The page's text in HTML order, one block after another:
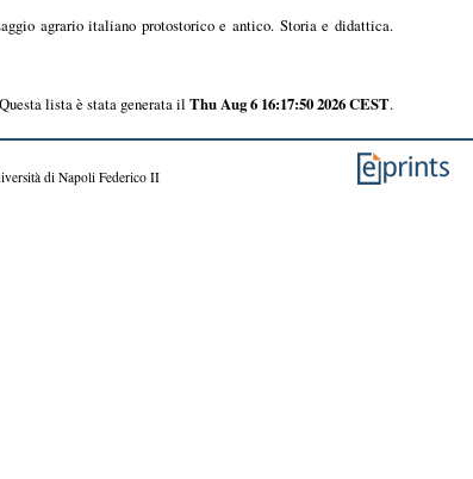
agrario italiano protostorico e antico. Storia e didattica.
Questa lista è stata generata il Thu Aug 6 16:17:50 2026 CEST.
di Napoli Federico II